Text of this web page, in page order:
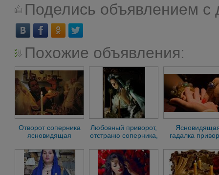
Поделись объявлением с
Похожие объявления:
Отворот соперника
ясновидящая
астролог г
Любовный приворот,
отстраню соперника,
гадалка х
гадалка